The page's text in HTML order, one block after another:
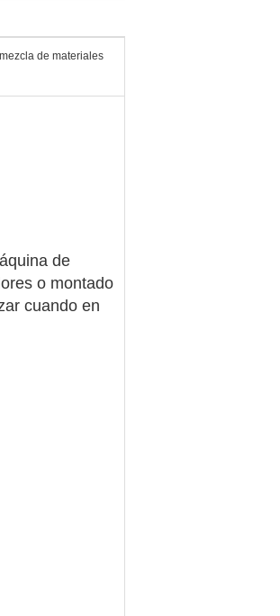
de materiales
de
o montado
cuando en